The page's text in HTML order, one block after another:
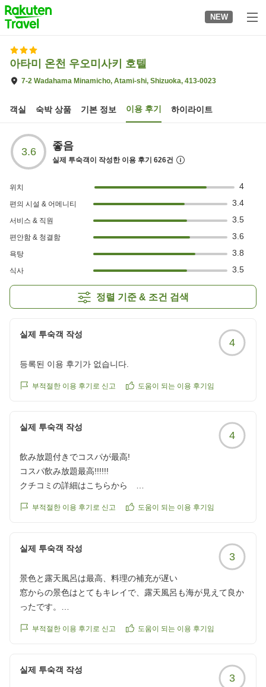
to
top
page
NEW
아타미 온천 우오미사키 호텔
7-2 Wadahama Minamicho, Atami-shi, Shizuoka, 413-0023
객실 숙박 상품 기본 정보 이용 후기 하이라이트
3.6 좋음
실제 투숙객이 작성한 이용 후기 626건
위치 4
편의 시설 & 어메니티 3.4
서비스 & 직원 3.5
편안함 & 청결함 3.6
욕탕 3.8
식사 3.5
정렬 기준 & 조건 검색
실제 투숙객 작성
4
등록된 이용 후기가 없습니다.
부적절한 이용 후기로 신고 도움이 되는 이용 후기임
실제 투숙객 작성
4
飲み放題付きでコスパが最高!
コスパ飲み放題最高!!!!!!
クチコミの詳細はこちらから
reviewId=33123478445298
부적절한 이용 후기로 신고 도움이 되는 이용 후기임
실제 투숙객 작성
3
景色と露天風呂は最高、料理の補充が遅い
窓からの景色はとてもキレイで、露天風呂も海が見えて良か
ったです。
でに時間がかかっていて残念でした。
부적절한 이용 후기로 신고 도움이 되는 이용 후기임
실제 투숙객 작성
3